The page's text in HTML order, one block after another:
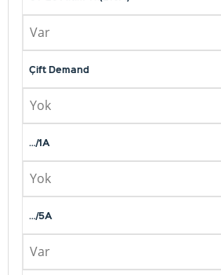
Var
Çift Demand
Yok
…/1A
Yok
…/5A
Var